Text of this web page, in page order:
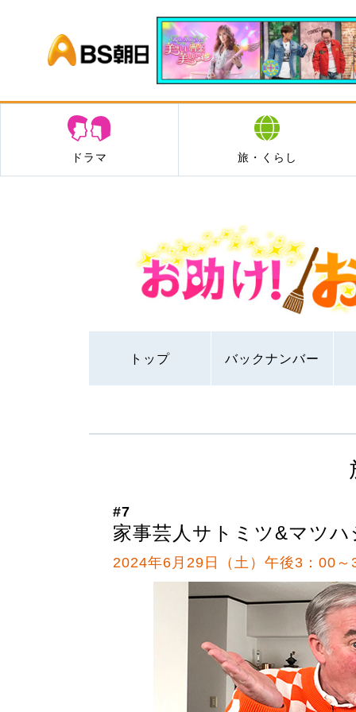
BS朝日
ドラマ 旅・くらし
トップ バックナンバー
#7
家事芸人サトミツ&マツ
2024年6月29日（土）午後3：00～